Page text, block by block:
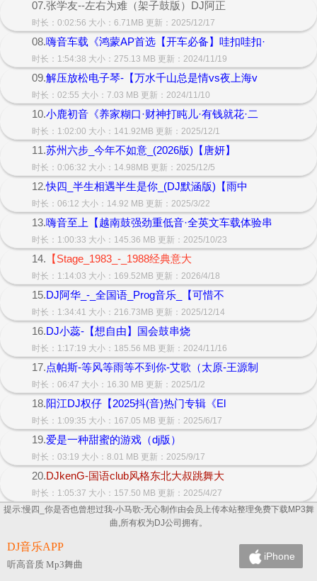
07.张学友--左右为难（架子鼓版）DJ阿正
时长：0:02:56 大小：6.71MB 更新：2025/12/17
08.嗨音车载《鸿蒙AP首选【开车必备】哇扣哇扣·
时长：1:54:38 大小：275.13 MB 更新：2024/11/19
09.解压放松电子琴-【万水千山总是情vs夜上海v
时长：02:55 大小：7.03 MB 更新：2024/11/10
10.小鹿初音《养家糊口·财神打盹儿·有钱就花·二
时长：1:02:00 大小：141.92MB 更新：2025/12/1
11.苏州六步_今年不如意_(2026版)【唐妍】
时长：0:06:32 大小：14.98MB 更新：2025/12/5
12.快四_半生相遇半生是你_(DJ默涵版)【雨中
时长：06:12 大小：14.92 MB 更新：2025/3/22
13.嗨音至上【越南鼓强劲重低音·全英文车载体验串
时长：1:00:33 大小：145.36 MB 更新：2025/10/23
14. 【Stage_1983_-_1988经典意大
时长：1:14:03 大小：169.52MB 更新：2026/4/18
15.DJ阿华_-_全国语_Prog音乐_【可惜不
时长：1:34:41 大小：216.73MB 更新：2025/12/14
16.DJ小蕊-【想自由】国会鼓串烧
时长：1:17:19 大小：185.56 MB 更新：2024/11/16
17.点帕斯-等风等雨等不到你-艾歌（太原-王源制
时长：06:47 大小：16.30 MB 更新：2025/1/2
18.阳江DJ权仔【2025抖(音)热门专辑《El
时长：1:09:35 大小：167.05 MB 更新：2025/6/17
19.爱是一种甜蜜的游戏（dj版）
时长：03:19 大小：8.01 MB 更新：2025/9/17
20.DJkenG-国语club风格东北大叔跳舞大
时长：1:05:37 大小：157.50 MB 更新：2025/4/27
提示:慢四_你是否也曾想过我-小马歌-无心制作由会员上传本站整理免费下载MP3舞
曲,所有权为DJ公司拥有。
DJ音乐APP
听高音质 Mp3舞曲
iPhone